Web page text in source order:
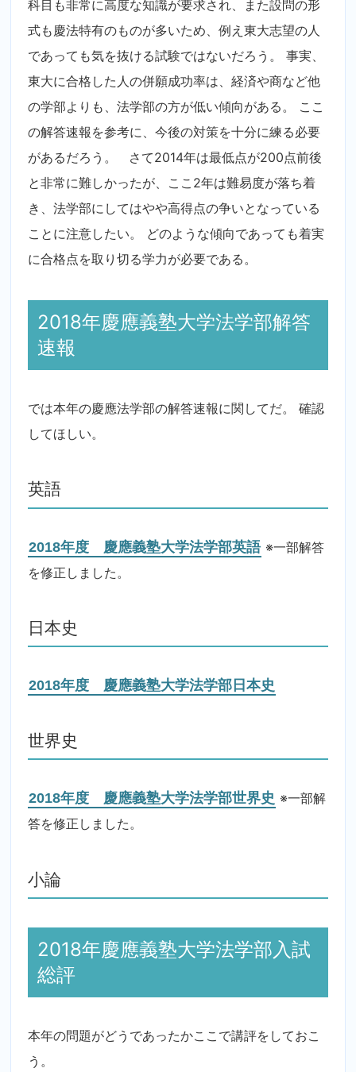
科目も非常に高度な知識が要求され、また設問の形
式も慶法特有のものが多いため、例え東大志望の人
であっても気を抜ける試験ではないだろう。 事実、
東大に合格した人の併願成功率は、経済や商など他
の学部よりも、法学部の方が低い傾向がある。 ここ
の解答速報を参考に、今後の対策を十分に練る必要
があるだろう。 さて2014年は最低点が200点前後
と非常に難しかったが、ここ2年は難易度が落ち着
き、法学部にしてはやや高得点の争いとなっている
ことに注意したい。 どのような傾向であっても着実
に合格点を取り切る学力が必要である。
2018年慶應義塾大学法学部解答
速報
では本年の慶應法学部の解答速報に関してだ。 確認
してほしい。
英語
2018年度 慶應義塾大学法学部英語 ※一部解答
を修正しました。
日本史
2018年度 慶應義塾大学法学部日本史
世界史
2018年度 慶應義塾大学法学部世界史 ※一部解
答を修正しました。
小論
2018年慶應義塾大学法学部入試
総評
本年の問題がどうであったかここで講評をしておこ
う。